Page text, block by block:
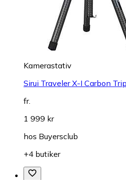
Kamerastativ
Sirui Traveler X-I Carbon
fr.
1 999 kr
hos Buyersclub
+4 butiker